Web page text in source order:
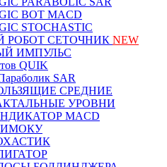
BOT MACD
STOCHASTIC
РОБОТ СЕТОЧНИК NEW
ИМПУЛЬС
QUIK
SAR
СРЕДНИЕ
УРОВНИ
MACD